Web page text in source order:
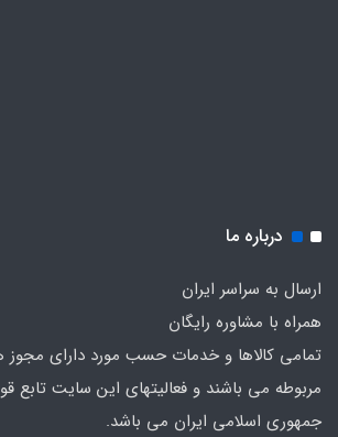
درباره ما
ارسال به سراسر ایران
همراه با مشاوره رایگان
تمامی کالاها و خدمات حسب مورد دارای مجوز
مربوطه می باشند و فعالیتهای این سایت تابع
جمهوری اسلامی ایران می باشد.